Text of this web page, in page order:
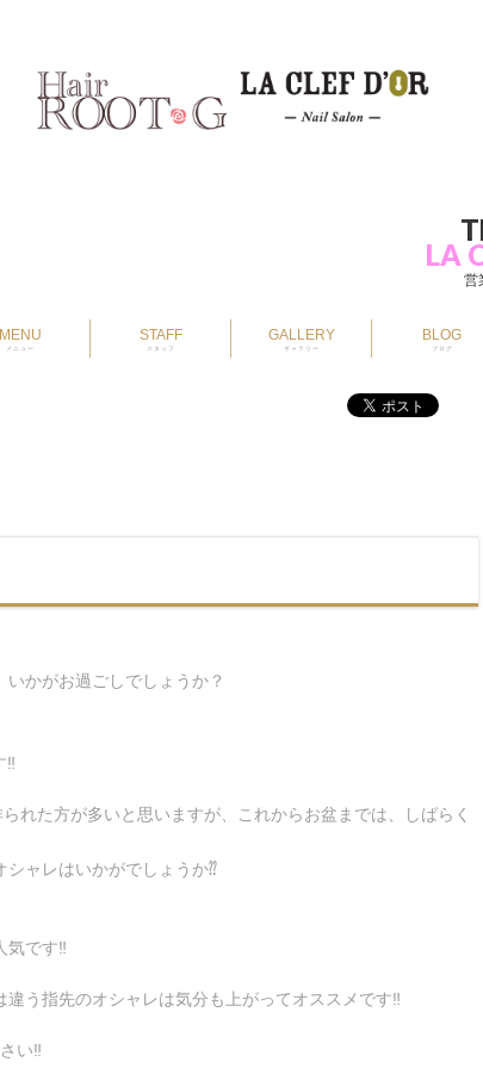
LA
営
MENU
メニュー
STAFF
スタッフ
GALLERY
ギャラリー
BLOG
ブログ
かがお過ごしでしょうか？
‼︎
れた方が多いと思いますが、これからお盆までは、しばらく
シャレはいかがでしょうか⁇
気です‼︎
う指先のオシャレは気分も上がってオススメです‼︎
い‼︎